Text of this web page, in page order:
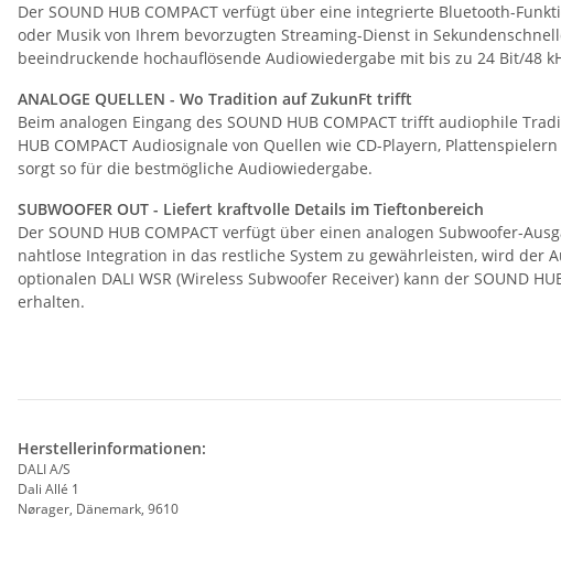
Der SOUND HUB COMPACT verfügt über eine integrierte Bluetooth-
oder Musik von Ihrem bevorzugten Streaming-Dienst in
beeindruckende hochauflösende Audiowiedergabe mit bis zu 24 Bit/48
ANALOGE QUELLEN - Wo Tradition auf ZukunFt trifft
Beim analogen Eingang des SOUND HUB COMPACT trifft audiophile
HUB COMPACT Audiosignale von Quellen wie CD-Playern,
sorgt so für die bestmögliche Audiowiedergabe.
SUBWOOFER OUT - Liefert kraftvolle Details im Tieftonbereich
Der SOUND HUB COMPACT verfügt über einen analogen Subwoofer-
nahtlose Integration in das restliche System zu gewährleisten, wird
optionalen DALI WSR (Wireless Subwoofer Receiver) kann der SOUND
erhalten.
Herstellerinformationen:
DALI A/S
Dali Allé 1
Nørager, Dänemark, 9610